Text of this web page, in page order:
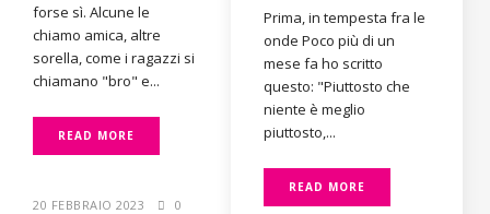
forse sì. Alcune le
chiamo amica, altre
sorella, come i ragazzi si
chiamano "bro" e...
READ MORE
20 FEBBRAIO 2023 0
Prima, in tempesta fra le
onde Poco più di un
mese fa ho scritto
questo: "Piuttosto che
niente è meglio
piuttosto,...
READ MORE